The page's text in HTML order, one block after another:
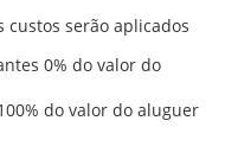
custos serão aplicados
0% do valor do
do valor do aluguer